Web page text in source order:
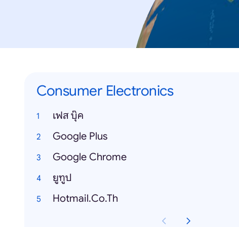
Consumer Electronics
เฟส บุ๊ค
Google Plus
Google Chrome
ยูทูป
Hotmail.Co.Th